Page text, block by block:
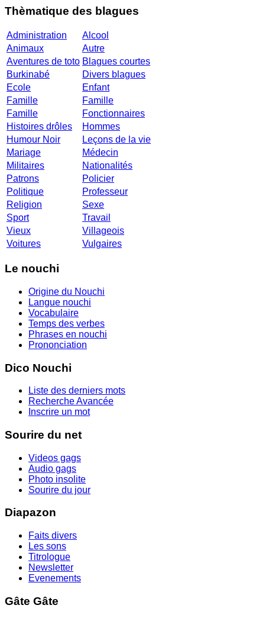
Thèmatique des blagues
Administration
Alcool
Animaux
Autre
Aventures de toto Blagues courtes
Burkinabé
Divers blagues
Ecole
Enfant
Famille
Famille
Famille
Fonctionnaires
Histoires drôles
Hommes
Humour Noir
Leçons de la vie
Mariage
Médecin
Militaires
Nationalités
Patrons
Policier
Politique
Professeur
Religion
Sexe
Sport
Travail
Vieux
Villageois
Voitures
Vulgaires
Le nouchi
Origine du Nouchi
Langue nouchi
Vocabulaire
Temps des verbes
Phrases en nouchi
Prononciation
Dico Nouchi
Liste des derniers mots
Recherche Avancée
Inscrire un mot
Sourire du net
Videos gags
Audio gags
Photo insolite
Sourire du jour
Diapazon
Faits divers
Les sons
Titrologue
Newsletter
Evenements
Gâte Gâte